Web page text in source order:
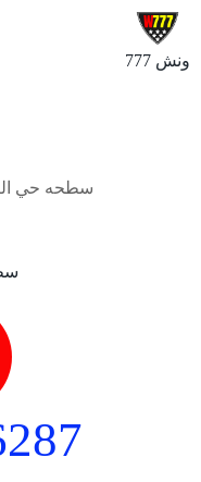
ونش 777
سطحه حي الربيع